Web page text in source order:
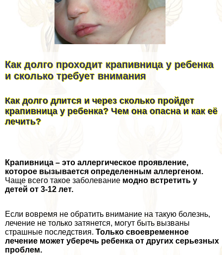
Как долго проходит крапивница у ребенка
и сколько требует внимания
Как долго длится и через сколько пройдет
крапивница у ребенка? Чем она опасна и как её
лечить?
Крапивница – это аллергическое проявление,
которое вызывается определенным аллергеном.
Чаще всего такое заболевание модно встретить у
детей от 3-12 лет.
Если вовремя не обратить внимание на такую болезнь,
лечение не только затянется, могут быть вызваны
страшные последствия. Только своевременное
лечение может уберечь ребенка от других серьезных
проблем.